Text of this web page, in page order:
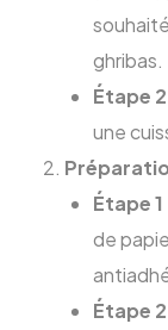
ghribas.
Étape 2
une
Étape 1
de
Étape 2